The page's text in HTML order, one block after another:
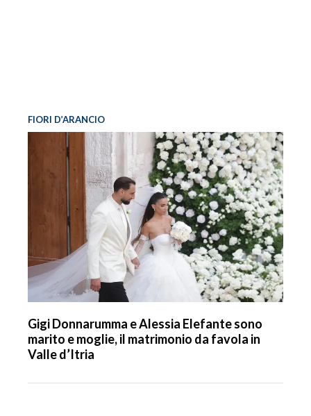
FIORI D’ARANCIO
Gigi Donnarumma e Alessia Elefante sono
marito e moglie, il matrimonio da favola in
Valle d’Itria